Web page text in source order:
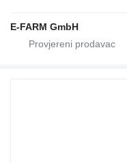
E-FARM GmbH